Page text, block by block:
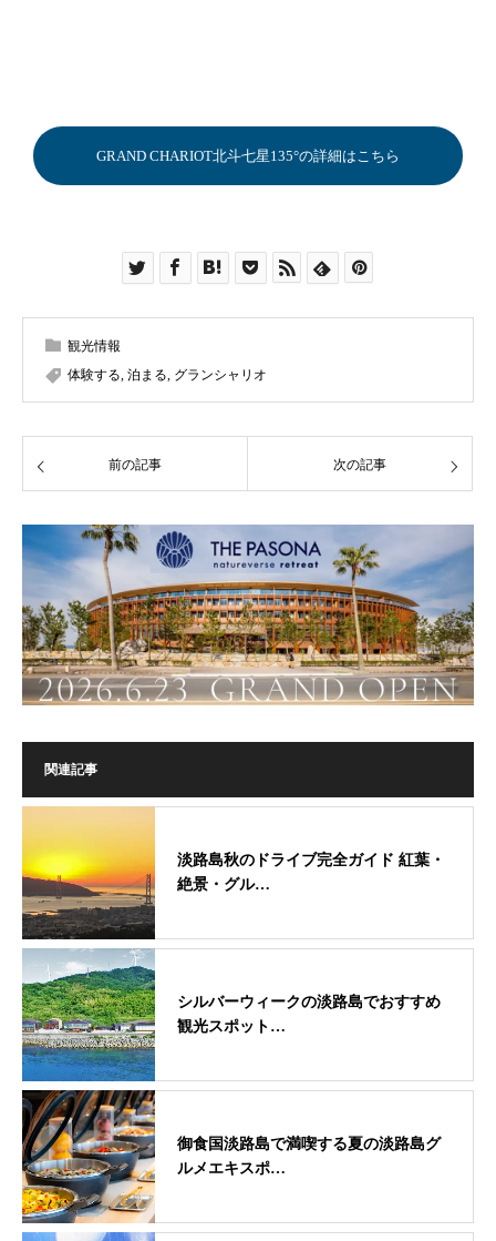
GRAND CHARIOT北斗七星135°の詳細はこちら
観光情報
体験する 泊まる グランシャリオ
前の記事 次の記事
関連記事
淡路島秋のドライブ完全ガイド 紅葉・
絶景・グル…
シルバーウィークの淡路島でおすすめ
観光スポット…
御食国淡路島で満喫する夏の淡路島グ
ルメエキスポ…